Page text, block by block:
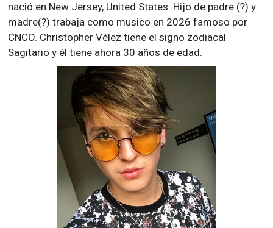
nació en New Jersey, United States. Hijo de padre (?) y
madre(?) trabaja como musico en 2026 famoso por
CNCO. Christopher Vélez tiene el signo zodiacal
Sagitario y él tiene ahora 30 años de edad.